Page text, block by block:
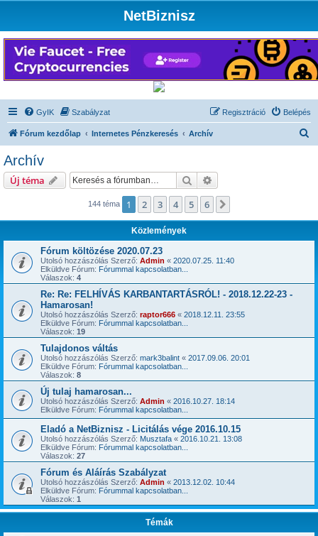
NetBiznisz
GyIK Szabályzat Belépés
Regisztráció
Fórum kezdőlap Internetes Pénzkeresés Archív
Archív
Új téma Keresés
144 téma 1 2 3 4 5 6
Közlemények
Fórum költözése 2020.07.23
Utolsó hozzászólás Szerző: Admin « 2020.07.25. 11:40
Elküldve Fórum: Fórummal kapcsolatban...
Válaszok: 4
Re: Re: FELHÍVÁS KARBANTARTÁSRÓL! - 2018.12.22-23 -
Hamarosan!
Utolsó hozzászólás Szerző: raptor666 « 2018.12.11. 23:55
Elküldve Fórum: Fórummal kapcsolatban...
Válaszok: 19
Tulajdonos váltás
Utolsó hozzászólás Szerző: mark3balint « 2017.09.06. 20:01
Elküldve Fórum: Fórummal kapcsolatban...
Válaszok: 8
Új tulaj hamarosan...
Utolsó hozzászólás Szerző: Admin « 2016.10.27. 18:14
Elküldve Fórum: Fórummal kapcsolatban...
Eladó a NetBiznisz - Licitálás vége 2016.10.15
Utolsó hozzászólás Szerző: Musztafa « 2016.10.21. 13:08
Elküldve Fórum: Fórummal kapcsolatban...
Válaszok: 27
Fórum és Aláírás Szabályzat
Utolsó hozzászólás Szerző: Admin « 2013.12.02. 10:44
Elküldve Fórum: Fórummal kapcsolatban...
Válaszok: 1
Témák